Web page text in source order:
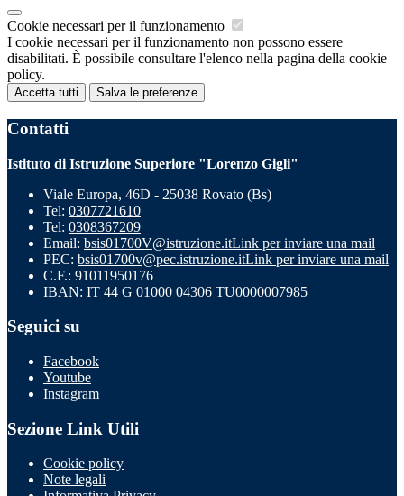
Cookie necessari per il funzionamento
I cookie necessari per il funzionamento non possono essere
disabilitati. È possibile consultare l'elenco nella pagina della cookie
policy.
Accetta tutti Salva le preferenze
Contatti
Istituto di Istruzione Superiore "Lorenzo Gigli"
Viale Europa, 46D - 25038 Rovato (Bs)
Tel: 0307721610
Tel: 0308367209
Email: bsis01700V@istruzione.itLink per inviare una mail
PEC: bsis01700v@pec.istruzione.itLink per inviare una mail
C.F.: 91011950176
IBAN: IT 44 G 01000 04306 TU0000007985
Seguici su
Facebook
Youtube
Instagram
Sezione Link Utili
Cookie policy
Note legali